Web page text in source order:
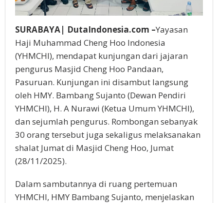
SURABAYA| DutaIndonesia.com –Yayasan
Haji Muhammad Cheng Hoo Indonesia
(YHMCHI), mendapat kunjungan dari jajaran
pengurus Masjid Cheng Hoo Pandaan,
Pasuruan. Kunjungan ini disambut langsung
oleh HMY. Bambang Sujanto (Dewan Pendiri
YHMCHI), H. A Nurawi (Ketua Umum YHMCHI),
dan sejumlah pengurus. Rombongan sebanyak
30 orang tersebut juga sekaligus melaksanakan
shalat Jumat di Masjid Cheng Hoo, Jumat
(28/11/2025).
Dalam sambutannya di ruang pertemuan
YHMCHI, HMY Bambang Sujanto, menjelaskan